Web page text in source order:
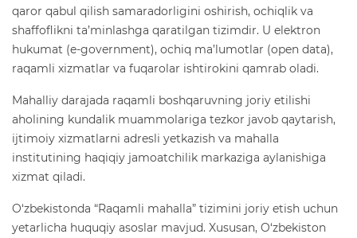
qaror qabul qilish samaradorligini oshirish, ochiqlik va
shaffoflikni ta’minlashga qaratilgan tizimdir. U elektron
hukumat (e-government), ochiq ma’lumotlar (open data),
raqamli xizmatlar va fuqarolar ishtirokini qamrab oladi.
Mahalliy darajada raqamli boshqaruvning joriy etilishi
aholining kundalik muammolariga tezkor javob qaytarish,
ijtimoiy xizmatlarni adresli yetkazish va mahalla
institutining haqiqiy jamoatchilik markaziga aylanishiga
xizmat qiladi.
O‘zbekistonda “Raqamli mahalla” tizimini joriy etish uchun
yetarlicha huquqiy asoslar mavjud. Xususan, O‘zbekiston